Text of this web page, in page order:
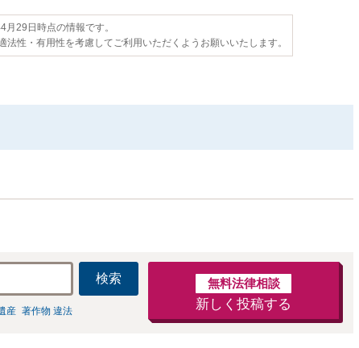
月29日時点の情報です。
法性・有用性を考慮してご利用いただくようお願いいたします。
検索
産 著作物 違法
無料法律相談
新しく投稿する